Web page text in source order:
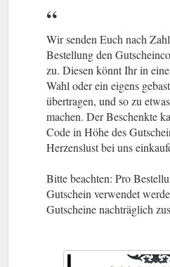
Wir senden Euch nach
Bestellung den
zu. Diesen könnt Ihr in
Wahl oder ein eigens
übertragen, und so zu
machen. Der Beschenkte
Code in Höhe des
Herzenslust bei uns
Bitte beachten: Pro
Gutschein verwendet
Gutscheine nachträglich